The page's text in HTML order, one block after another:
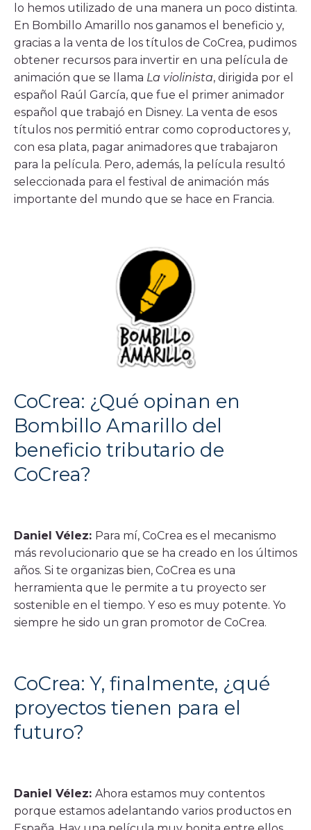
lo hemos utilizado de una manera un poco distinta.
En Bombillo Amarillo nos ganamos el beneficio y,
gracias a la venta de los títulos de CoCrea, pudimos
obtener recursos para invertir en una película de
animación que se llama La violinista, dirigida por el
español Raúl García, que fue el primer animador
español que trabajó en Disney. La venta de esos
títulos nos permitió entrar como coproductores y,
con esa plata, pagar animadores que trabajaron
para la película. Pero, además, la película resultó
seleccionada para el festival de animación más
importante del mundo que se hace en Francia.
CoCrea: ¿Qué opinan en
Bombillo Amarillo del
beneficio tributario de
CoCrea?
Daniel Vélez: Para mí, CoCrea es el mecanismo
más revolucionario que se ha creado en los últimos
años. Si te organizas bien, CoCrea es una
herramienta que le permite a tu proyecto ser
sostenible en el tiempo. Y eso es muy potente. Yo
siempre he sido un gran promotor de CoCrea.
CoCrea: Y, finalmente, ¿qué
proyectos tienen para el
futuro?
Daniel Vélez: Ahora estamos muy contentos
porque estamos adelantando varios productos en